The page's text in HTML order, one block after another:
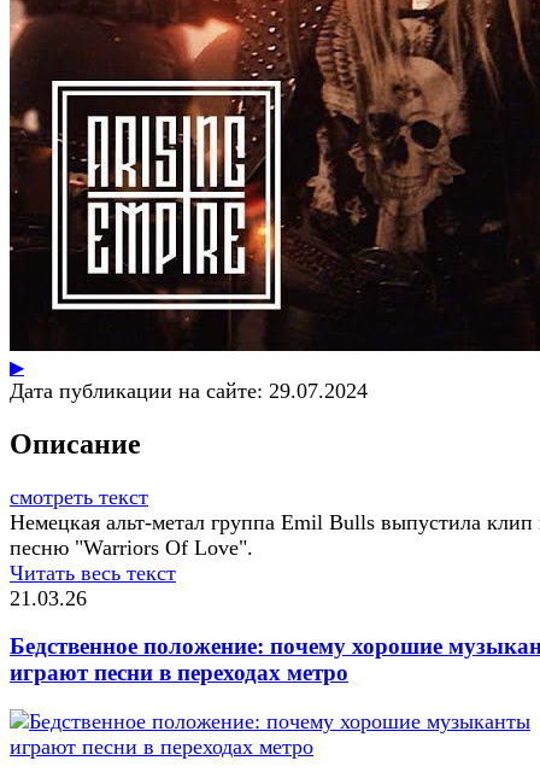
▶
Дата публикации на сайте: 29.07.2024
Описание
смотреть текст
Немецкая альт-метал группа Emil Bulls выпустила клип
песню "Warriors Of Love".
Читать весь текст
21.03.26
Бедственное положение: почему хорошие
играют песни в переходах метро